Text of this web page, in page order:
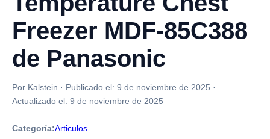
Freezer MDF-85C388
de Panasonic
Por Kalstein · Publicado el: 9 de noviembre de 2025 ·
Actualizado el: 9 de noviembre de 2025
Categoría:Articulos